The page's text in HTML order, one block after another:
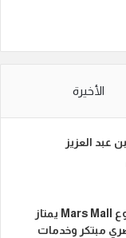
الأخيرة
عبد العزيز
سامح الشرقاوي: مشروع Mars Mall يمتاز
مبتكر وخدمات